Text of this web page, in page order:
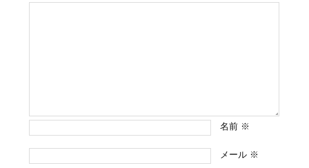
名前 ※
メール ※